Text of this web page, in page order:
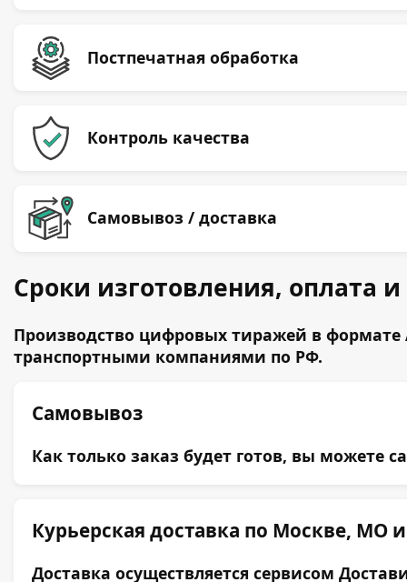
Постпечатная обработка
Контроль качества
Самовывоз / доставка
Сроки изготовления, оплата и
Производство цифровых тиражей в формате
транспортными компаниями по РФ.
Самовывоз
Как только заказ будет готов, вы можете
Курьерская доставка по Москве, МО
Доставка осуществляется сервисом